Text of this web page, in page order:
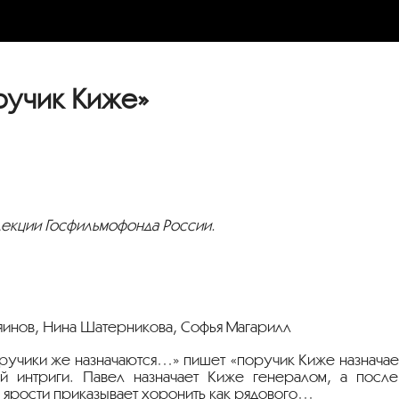
Киже»
Госфильмофонда России.
Нина Шатерникова, Софья Магарилл
же назначаются…» пишет «поручик Киже
интриги. Павел назначает Киже генералом, а
приказывает хоронить как рядового…